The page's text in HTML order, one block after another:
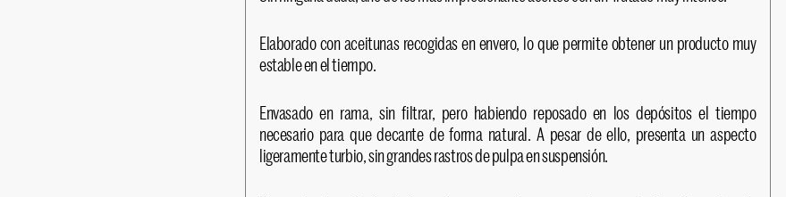
Elaborado con aceitunas recogidas en envero, lo que permite obtener un producto muy
estable en el tiempo.
Envasado en rama, sin filtrar, pero habiendo reposado en los depósitos el tiempo
necesario para que decante de forma natural. A pesar de ello, presenta un aspecto
ligeramente turbio, sin grandes rastros de pulpa en suspensión.